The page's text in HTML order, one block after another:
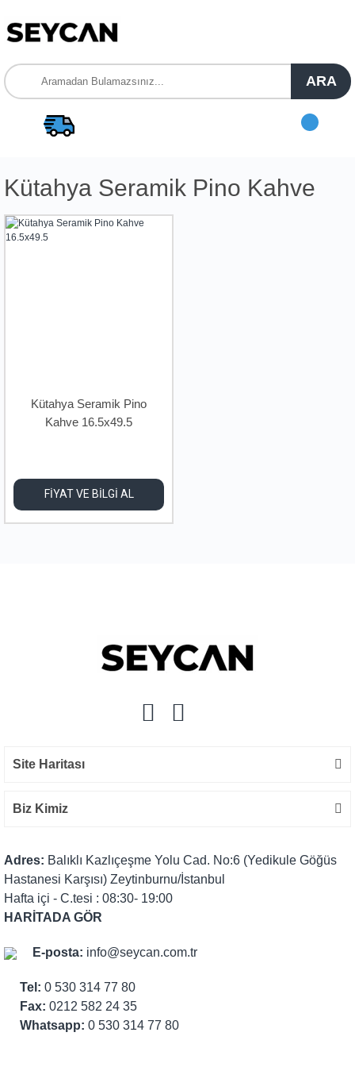
ARA
Kütahya Seramik Pino Kahve
Kütahya Seramik Pino
Kahve 16.5x49.5
FİYAT VE BİLGİ AL
Site Haritası
Biz Kimiz
Adres: Balıklı Kazlıçeşme Yolu Cad. No:6 (Yedikule Göğüs
Hastanesi Karşısı) Zeytinburnu/İstanbul
Hafta içi - C.tesi : 08:30- 19:00
HARİTADA GÖR
E-posta: info@seycan.com.tr
Tel: 0 530 314 77 80
Fax: 0212 582 24 35
Whatsapp: 0 530 314 77 80